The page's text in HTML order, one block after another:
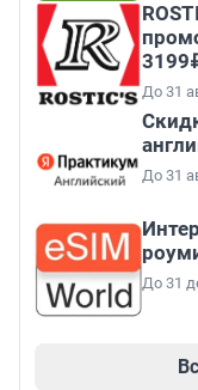
До 31
До 31
До 31